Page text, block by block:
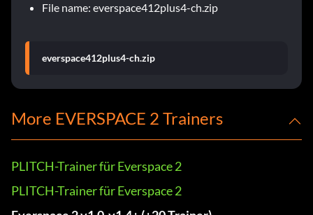
File name: everspace412plus4-ch.zip
everspace412plus4-ch.zip
More EVERSPACE 2 Trainers
PLITCH-Trainer für Everspace 2
PLITCH-Trainer für Everspace 2